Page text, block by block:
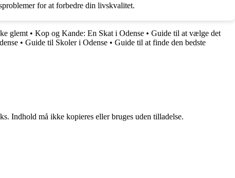
for at forbedre din livskvalitet.
glemt • Kop og Kande: En Skat i Odense • Guide til at vælge det
• Guide til Skoler i Odense • Guide til at finde den bedste
Indhold må ikke kopieres eller bruges uden tilladelse.